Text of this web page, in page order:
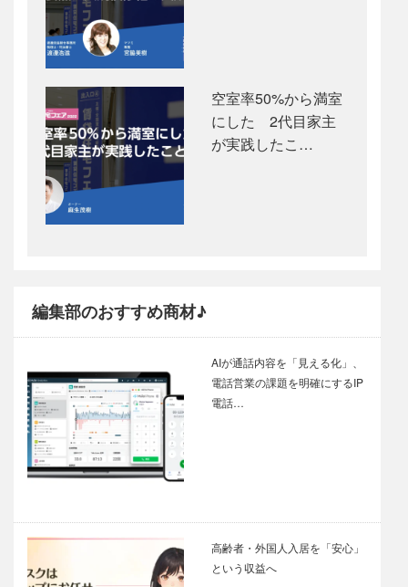
空室率50%から満室
にした 2代目家主
が実践したこ…
編集部のおすすめ商材♪
AIが通話内容を「見える化」、
電話営業の課題を明確にするIP
電話…
高齢者・外国人入居を「安心」
という収益へ